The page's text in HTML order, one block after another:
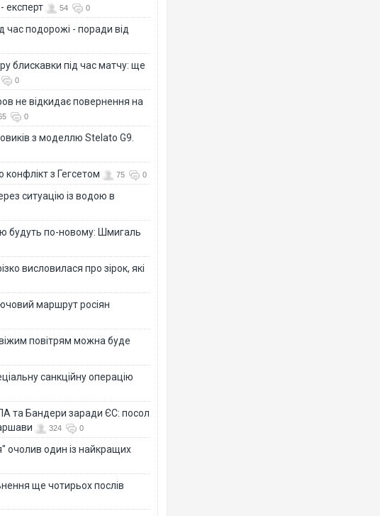
- експерт
54 0
час подорожі - поради від
блискавки під час матчу: ще
0
не відкидає повернення на
0
з моделлю Stelato G9.
конфлікт з Гегсетом 75 0
ситуацію із водою в
будуть по-новому: Шмигаль
висловилася про зірок, які
маршрут росіян
повітрям можна буде
санкційну операцію
та Бандери заради ЄС: посол
324 0
очолив один із найкращих
ще чотирьох послів